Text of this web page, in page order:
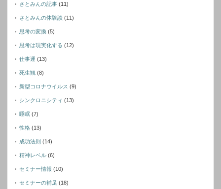
さとみんの記事 (11)
さとみんの体験談 (11)
思考の変換 (5)
思考は現実化する (12)
仕事運 (13)
死生観 (8)
新型コロナウイルス (9)
シンクロニシティ (13)
睡眠 (7)
性格 (13)
成功法則 (14)
精神レベル (6)
セミナー情報 (10)
セミナーの補足 (18)